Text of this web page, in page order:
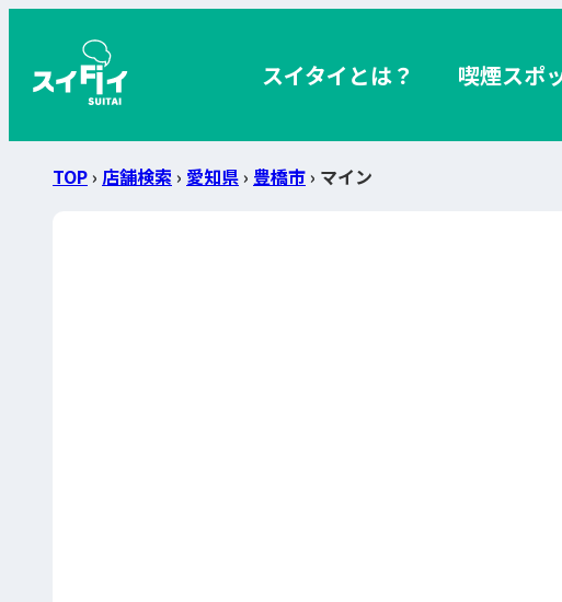
スイタイとは？ 喫煙スポ
TOP› 店舗検索 › 愛知県› 豊橋市› マイン